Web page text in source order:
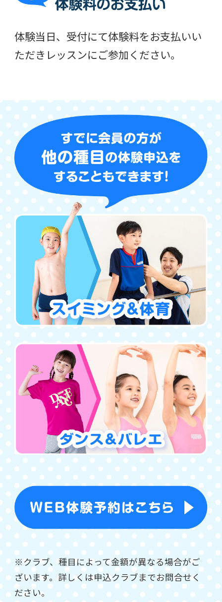
体験当日、受付にて体験料をお支払いい
ただきレッスンにご参加ください。
※クラブ、種目によって金額が異なる場合がご
ざいます。詳しくは申込クラブまでお問合せく
ださい。